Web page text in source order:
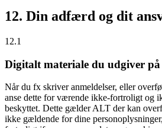
12. Din adfærd og dit
12.1
Digitalt materiale du udgiver
Når du fx skriver anmeldelser, eller
anse dette for værende ikke-fortroligt og
beskyttet. Dette gælder ALT der kan
ikke gældende for dine